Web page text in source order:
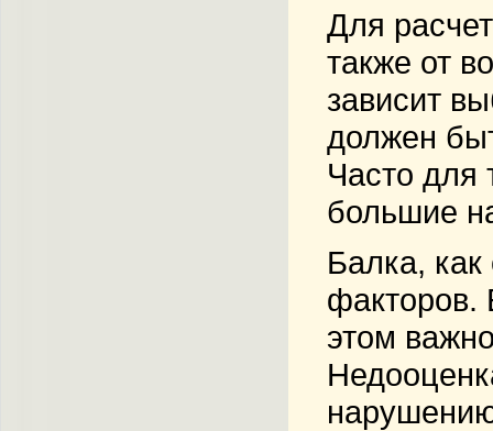
Для
также от
зависит
должен
Часто для
большие
Балка,
факторов.
этом